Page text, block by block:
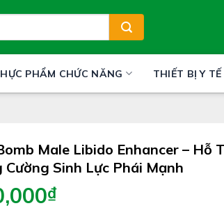
PHẨM CHỨC NĂNG THIẾT BỊ Y TẾ
Male Libido Enhancer – Hỗ
Cường Sinh Lực Phái Mạnh
₫